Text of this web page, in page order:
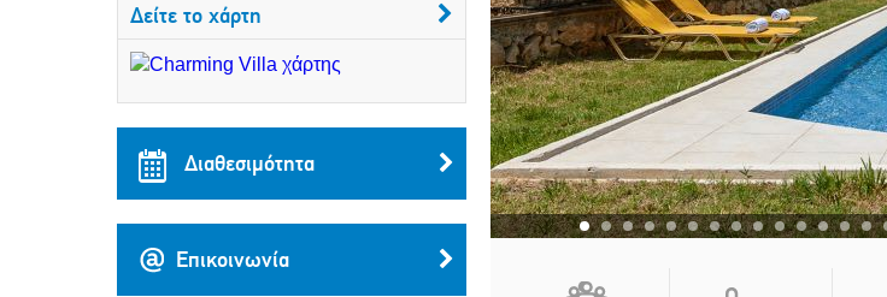
Δείτε το χάρτη
Διαθεσιμότητα
Επικοινωνία